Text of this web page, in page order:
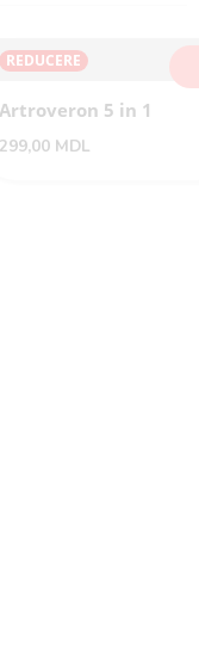
REDUCERE
Artroveron 5 in 1
299,00 MDL